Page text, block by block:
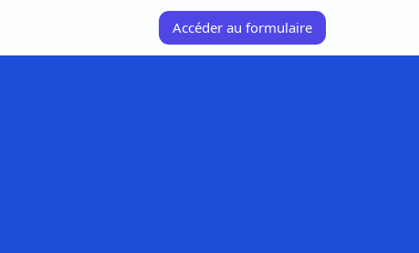
Accéder au formulaire